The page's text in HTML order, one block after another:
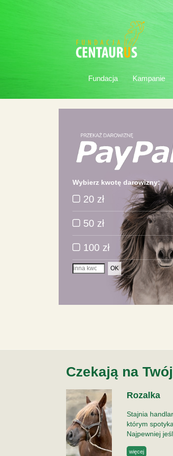
Fundacja Kampanie
Wybierz kwotę darowizny:
20 zł
50 zł
100 zł
OK
Czekają na
Rozalka
Stajnia
którym
Najpewniej
więcej